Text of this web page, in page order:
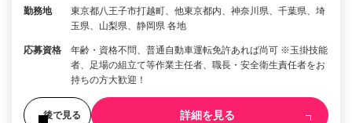
勤務地
東京都八王子市打越町、他東京都内、神奈川県、千葉県、埼
玉県、山梨県、静岡県 各地
応募資格
年齢・資格不問、普通自動車運転免許あれば尚可 ※玉掛技能
者、足場の組立て等作業主任者、職長・安全衛生責任者をお
持ちの方大歓迎！
後で見る 詳細を見る